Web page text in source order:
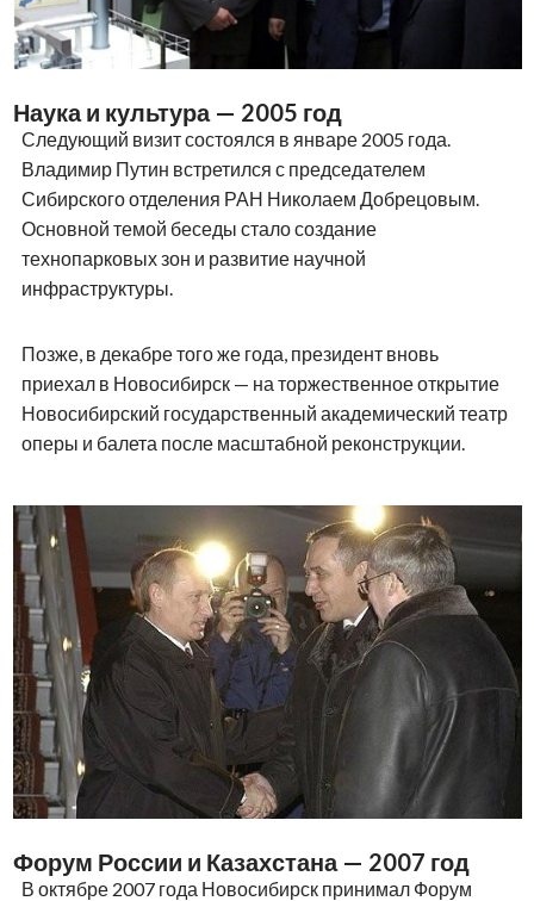
Наука и культура — 2005 год
Следующий визит состоялся в январе 2005 года.
Владимир Путин встретился с председателем
Сибирского отделения РАН Николаем Добрецовым.
Основной темой беседы стало создание
технопарковых зон и развитие научной
инфраструктуры.
Позже, в декабре того же года, президент вновь
приехал в Новосибирск — на торжественное открытие
Новосибирский государственный академический театр
оперы и балета после масштабной реконструкции.
Форум России и Казахстана — 2007 год
В октябре 2007 года Новосибирск принимал Форум